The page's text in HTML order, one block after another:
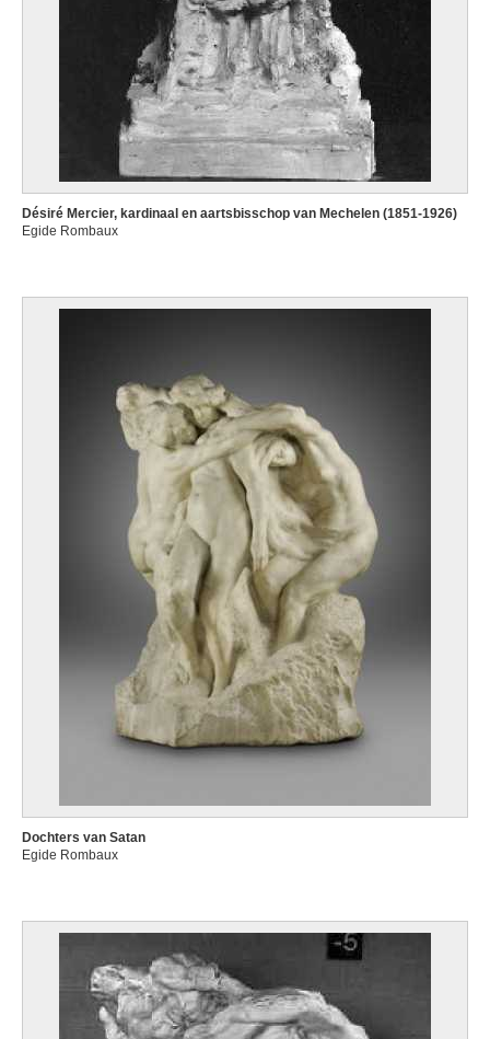
Désiré Mercier, kardinaal en aartsbisschop van Mechelen (1851-1926)
Egide Rombaux
Dochters van Satan
Egide Rombaux